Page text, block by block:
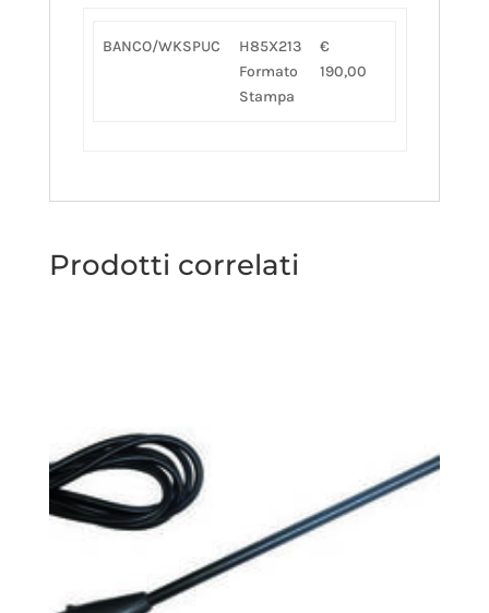
BANCO/WKSPUC
H85X213
Formato
Stampa
€
190,00
Prodotti correlati